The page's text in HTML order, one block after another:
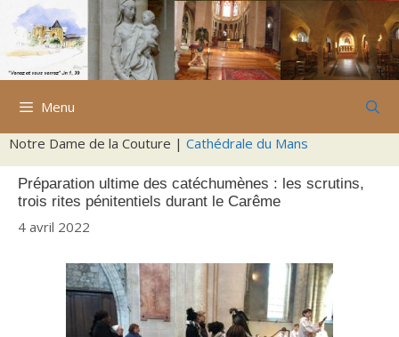
Aller
contenu
Menu
Notre Dame de la Couture | Cathédrale du Mans
Préparation ultime des catéchumènes : les scrutins,
trois rites pénitentiels durant le Carême
4 avril 2022